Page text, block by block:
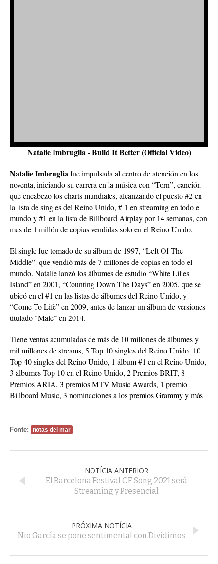
Natalie Imbruglia - Build It Better (Official Video)
Natalie Imbrugliafue impulsada al centro de atención en los
noventa, iniciando su carrera en la música con “Torn”, canción
que encabezó los charts mundiales, alcanzando el puesto #2 en
la lista de singles del Reino Unido, # 1 en streaming en todo el
mundo y #1 en la lista de Billboard Airplay por 14 semanas, con
más de 1 millón de copias vendidas solo en el Reino Unido.
El single fue tomado de su álbum de 1997, “Left Of The
Middle”, que vendió más de 7 millones de copias en todo el
mundo. Natalie lanzó los álbumes de estudio “White Lilies
Island” en 2001, “Counting Down The Days” en 2005, que se
ubicó en el #1 en las listas de álbumes del Reino Unido, y
“Come To Life” en 2009, antes de lanzar un álbum de versiones
titulado “Male” en 2014.
Tiene ventas acumuladas de más de 10 millones de álbumes y
mil millones de streams, 5 Top 10 singles del Reino Unido, 10
Top 40 singles del Reino Unido, 1 álbum #1 en el Reino Unido,
3 álbumes Top 10 en el Reino Unido, 2 Premios BRIT, 8
Premios ARIA, 3 premios MTV Music Awards, 1 premio
Billboard Music, 3 nominaciones a los premios Grammy y más
Fonte: notas del mar
NOTÍCIA ANTERIOR
El Barcelona Festival OF Song 2021 será
Streaming y Presencial
PRÓXIMA NOTÍCIA
Nio García se pone sentimental con Dividimos